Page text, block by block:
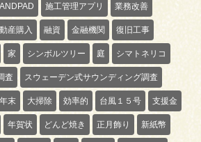
ANDPAD 施工管理アプリ 業務改善
産購入 融資 金融機関 復旧工事
家 シンボルツリー 庭 シマトネリコ
査 スウェーデン式サウンディング調査
年末 大掃除 効率的 台風１５号 支援金
年賀状 どんど焼き 正月飾り 新紙幣